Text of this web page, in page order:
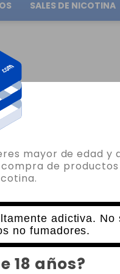
mayor de edad y
de productos
adictiva. No
no fumadores.
18 años?
a 30.00€
SALES DE NICOTINA
EUC COIL